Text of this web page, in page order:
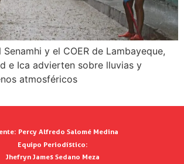
y el COER de Lambayeque,
e Ica advierten sobre lluvias y
atmosféricos
Percy Alfredo Salomé Medina
Equipo Periodístico:
Jhefryn James Sedano Meza